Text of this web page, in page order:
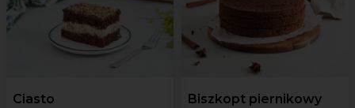
Ciasto
Biszkopt piernikowy